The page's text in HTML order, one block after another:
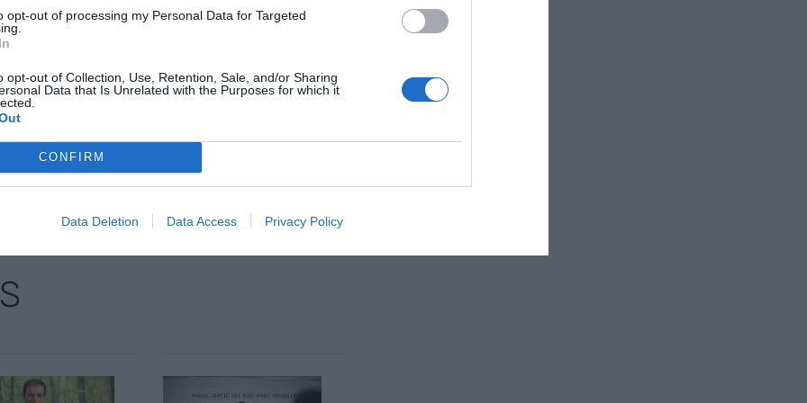
opt-out of processing my Personal Data for Targeted
opt-out of Collection, Use, Retention, Sale, and/or Sharing
Data that Is Unrelated with the Purposes for which it
CONFIRM
Data Deletion Data Access Privacy Policy
de Salut està "treballant" per destinar un
a l'Atenció Primària, millorar l'accés a l'atenció
i als convenis del Siscat i de l'ICS.
preferida de Google de forma
d'actualitat